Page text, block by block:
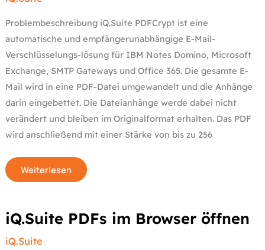
Problembeschreibung iQ.Suite PDFCrypt ist eine
automatische und empfängerunabhängige E-Mail-
Verschlüsselungs-lösung für IBM Notes Domino, Microsoft
Exchange, SMTP Gateways und Office 365. Die gesamte E-
Mail wird in eine PDF-Datei umgewandelt und die Anhänge
darin eingebettet. Die Dateianhänge werde dabei nicht
verändert und bleiben im Originalformat erhalten. Das PDF
wird anschließend mit einer Stärke von bis zu 256
Weiterlesen
iQ.Suite PDFs im Browser öffnen
iQ.Suite
iQ.Suite
PDFs
im
Browser
öffnen